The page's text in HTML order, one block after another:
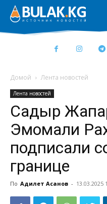
Домой Лента новостей
Лента новостей
Садыр
Эмомали
подписали
границе
По Адилет Асанов - 13.03.2025